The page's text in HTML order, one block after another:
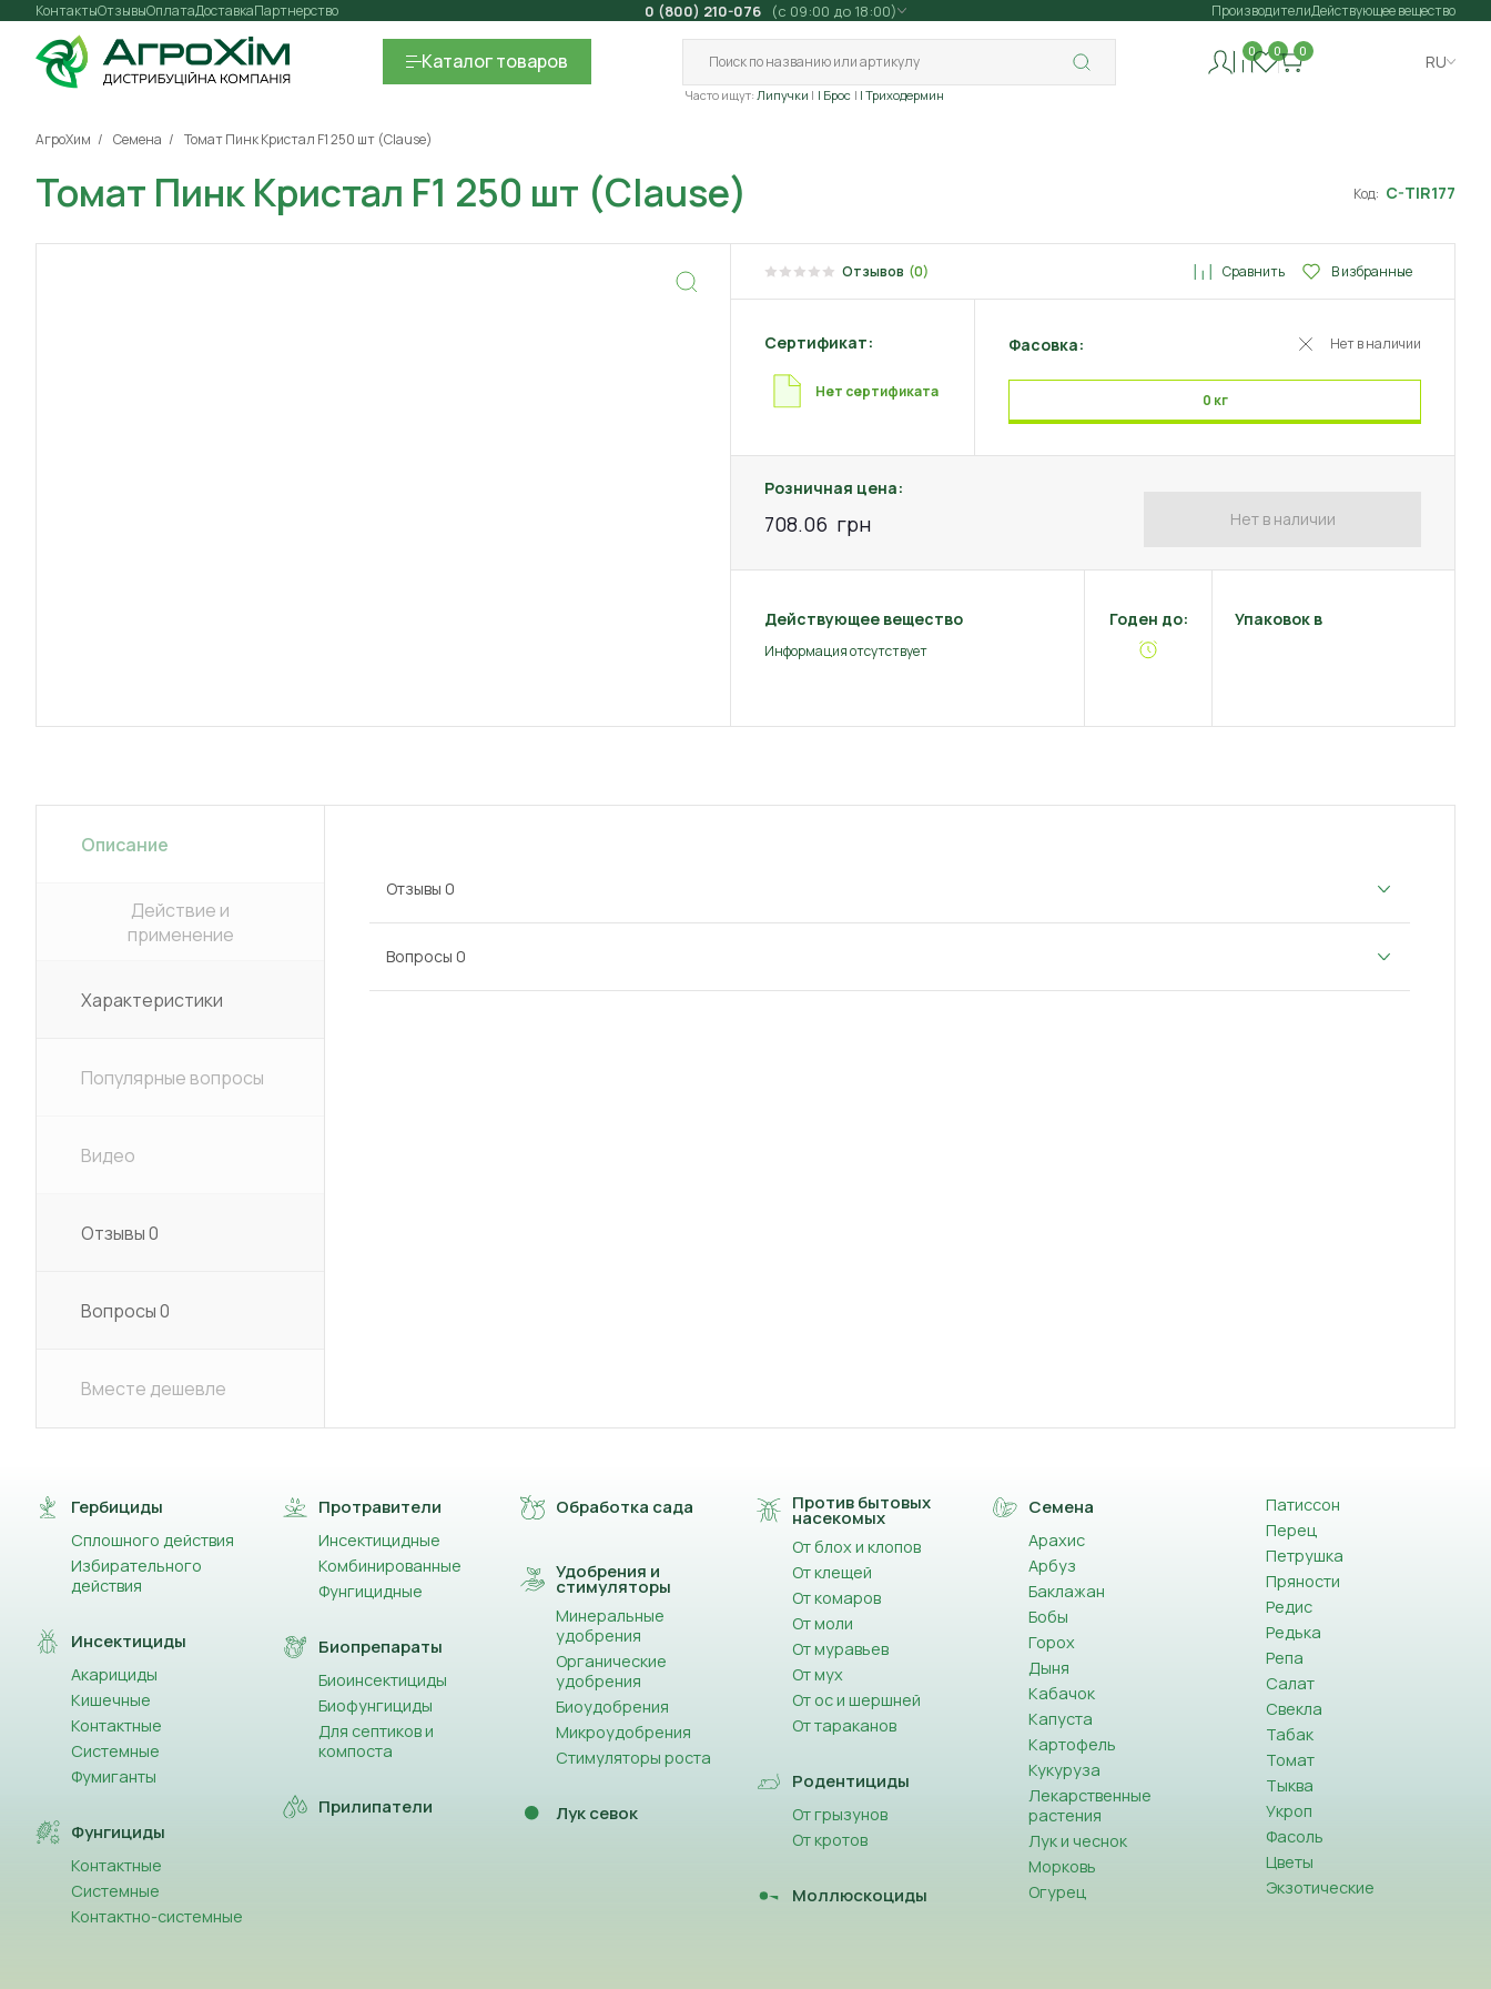
Контакты Оплата
Отзывы ДоставкаПартнерство 0 (800) 210-076 (с 09:00 до 18:00) ПроизводителиДействующее вещество
Каталогтоваров
Часто ищут: Липучки | Брос | Триходермин
0 0 0
RU
АгроХим Семена Томат Пинк Кристал F1 250 шт (Clause)
Томат Пинк Кристал F1 250 шт (Clause) Код: C-TIR177
Отзывов (0) Сравнить В избранные
Сертификат:
Нет сертификата
Фасовка: Нет в наличии
0 кг
Розничная цена:
708.06 грн Нет в наличии
Действующее вещество
Информация отсутствует
Годен до: Упаковок в
Описание
Действие и
применение
Характеристики
Популярные вопросы
Видео
Отзывы0
Вопросы0
Вместе дешевле
Отзывы 0
Вопросы 0
Гербициды
Сплошного действия
Избирательного
действия
Инсектициды
Акарициды
Кишечные
Контактные
Системные
Фумиганты
Фунгициды
Контактные
Системные
Контактно-системные
Протравители
Инсектицидные
Комбинированные
Фунгицидные
Биопрепараты
Биоинсектициды
Биофунгициды
Для септиков и
компоста
Прилипатели
Обработка сада
Удобрения и
стимуляторы
Минеральные
удобрения
Органические
удобрения
Биоудобрения
Микроудобрения
Стимуляторы роста
Лук севок
Против бытовых
насекомых
От блох и клопов
От клещей
От комаров
От моли
От муравьев
От мух
От ос и шершней
От тараканов
Родентициды
От грызунов
От кротов
Моллюскоциды
Семена
Арахис
Арбуз
Баклажан
Бобы
Горох
Дыня
Кабачок
Капуста
Картофель
Кукуруза
Лекарственные
растения
Лук и чеснок
Морковь
Огурец
Патиссон
Перец
Петрушка
Пряности
Редис
Редька
Репа
Салат
Свекла
Табак
Томат
Тыква
Укроп
Фасоль
Цветы
Экзотические